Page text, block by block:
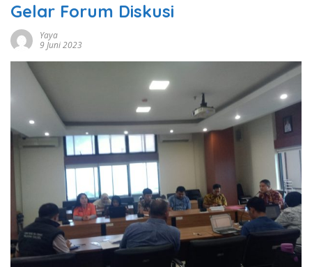
Gelar Forum Diskusi
Yaya
9 Juni 2023